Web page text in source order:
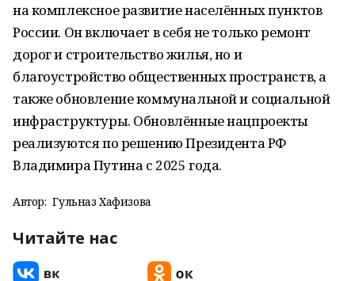
на комплексное развитие населённых пунктов
России. Он включает в себя не только ремонт
дорог и строительство жилья, но и
благоустройство общественных пространств, а
также обновление коммунальной и социальной
инфраструктуры. Обновлённые нацпроекты
реализуются по решению Президента РФ
Владимира Путина с 2025 года.
Автор: Гульназ Хафизова
Читайте нас